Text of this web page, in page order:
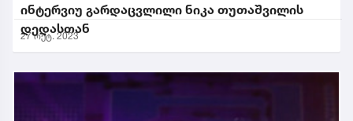
ინტერვიუ გარდაცვლილი ნიკა თუთაშვილის
დედასთან
27 ოქტ. 2023